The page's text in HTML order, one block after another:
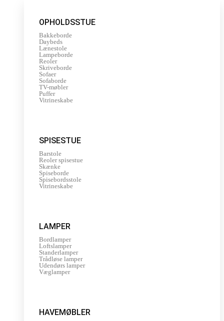
OPHOLDSSTUE
Bakkeborde
Daybeds
Lænestole
Lampeborde
Reoler
Skriveborde
Sofaer
Sofaborde
TV-møbler
Puffer
Vitrineskabe
SPISESTUE
Barstole
Reoler spisestue
Skænke
Spiseborde
Spisebordsstole
Vitrineskabe
LAMPER
Bordlamper
Loftslamper
Standerlamper
Trådløse lamper
Udendørs lamper
Væglamper
HAVEMØBLER